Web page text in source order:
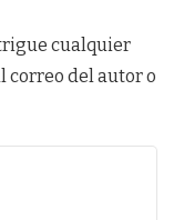
cualquier
correo del autor o